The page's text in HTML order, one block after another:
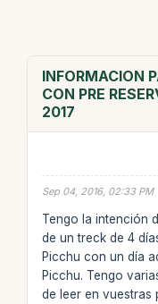
INFORMACION
CON PRE
2017
Sep 04, 2016, 02:33 PM
Tengo la intención
de un treck de 4
Picchu con un día
Picchu. Tengo
de leer en vuestras